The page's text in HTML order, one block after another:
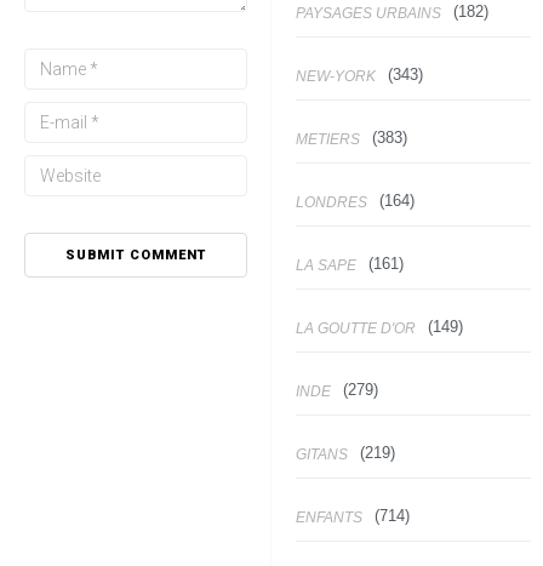
PAYSAGES URBAINS (182)
NEW-YORK (343)
METIERS (383)
LONDRES (164)
LA SAPE (161)
LA GOUTTE D'OR (149)
INDE (279)
GITANS (219)
ENFANTS (714)